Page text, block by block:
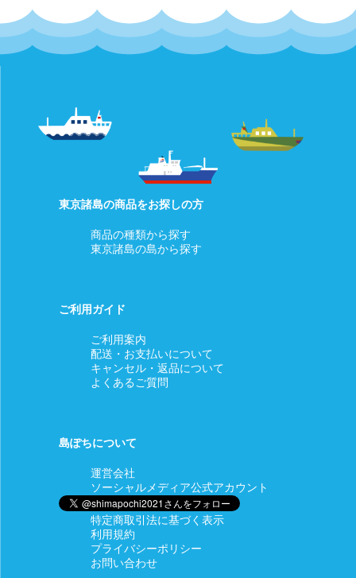
東京諸島の商品をお探しの方
商品の種類から探す
東京諸島の島から探す
ご利用ガイド
ご利用案内
配送・お支払いについて
キャンセル・返品について
よくあるご質問
島ぽちについて
運営会社
ソーシャルメディア公式アカウント
特定商取引法に基づく表示
利用規約
プライバシーポリシー
お問い合わせ